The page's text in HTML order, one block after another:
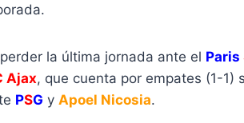
la última jornada ante el Paris
Ajax, que cuenta por empates (1-1)
PSG y Apoel Nicosia.